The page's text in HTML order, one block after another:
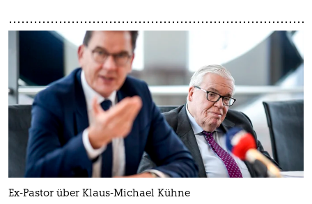
Ex-Pastor über Klaus-Michael Kühne